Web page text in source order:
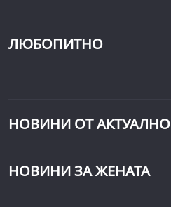
ЛЮБОПИТНО
НОВИНИ ОТ АКТУАЛНО
НОВИНИ ЗА ЖЕНАТА